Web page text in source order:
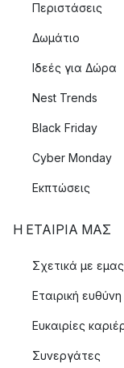
Περιστάσεις
Δωμάτιο
Ιδεές για Δώρα
Nest Trends
Black Friday
Cyber Monday
Εκπτώσεις
Η ΕΤΑΊΡΙΑ ΜΑΣ
Σχετικά με εμας
Εταιρική ευθύνη
Ευκαιρίες
Συνεργάτες